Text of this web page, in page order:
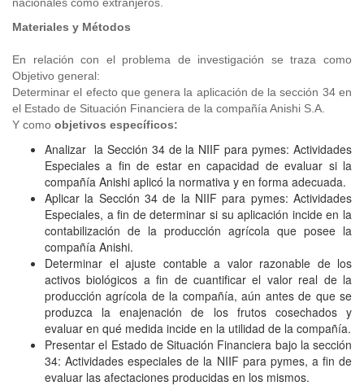
Materiales y Métodos
En relación con el problema de investigación se traza como
Objetivo general:
Determinar el efecto que genera la aplicación de la sección 34 en
el Estado de Situación Financiera de la compañía Anishi S.A.
Y como objetivos específicos:
Analizar la Sección 34 de la NIIF para pymes: Actividades
Especiales a fin de estar en capacidad de evaluar si la
compañía Anishi aplicó la normativa y en forma adecuada.
Aplicar la Sección 34 de la NIIF para pymes: Actividades
Especiales, a fin de determinar si su aplicación incide en la
contabilización de la producción agrícola que posee la
compañía Anishi.
Determinar el ajuste contable a valor razonable de los
activos biológicos a fin de cuantificar el valor real de la
producción agrícola de la compañía, aún antes de que se
produzca la enajenación de los frutos cosechados y
evaluar en qué medida incide en la utilidad de la compañía.
Presentar el Estado de Situación Financiera bajo la sección
34: Actividades especiales de la NIIF para pymes, a fin de
evaluar las afectaciones producidas en los mismos.